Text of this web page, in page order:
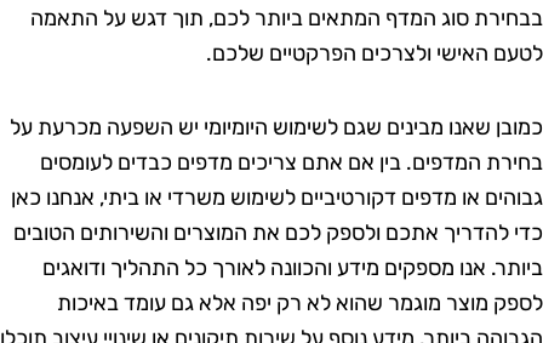
סוג המדף המתאים ביותר לכם, תוך דגש על התאמה
האישי ולצרכים הפרקטיים שלכם.
שאנו מבינים שגם לשימוש היומיומי יש השפעה מכרעת על
המדפים. בין אם אתם צריכים מדפים כבדים לעומסים
או מדפים דקורטיביים לשימוש משרדי או ביתי, אנחנו כאן
להדריך אתכם ולספק לכם את המוצרים והשירותים הטובים
אנו מספקים מידע והכוונה לאורך כל התהליך ודואגים
מוצר מוגמר שהוא לא רק יפה אלא גם עומד באיכות